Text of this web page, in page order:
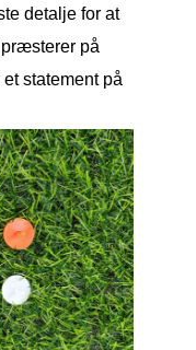
detalje for at
på
statement på